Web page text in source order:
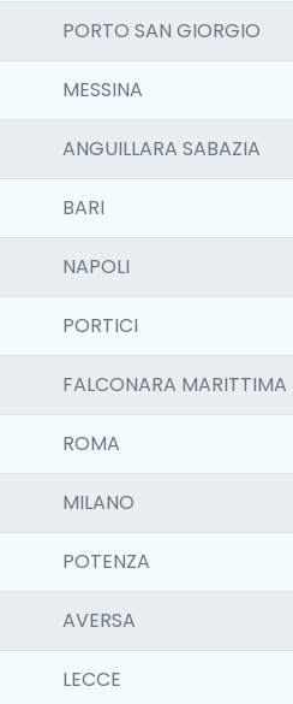
PORTO SAN GIORGIO
MESSINA
ANGUILLARA SABAZIA
BARI
NAPOLI
PORTICI
FALCONARA MARITTIMA
ROMA
MILANO
POTENZA
AVERSA
LECCE